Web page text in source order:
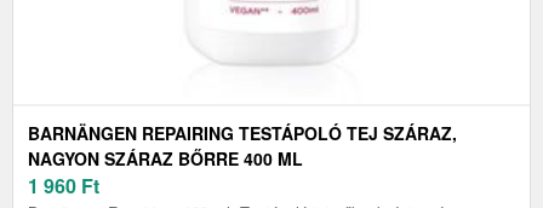
BARNÄNGEN REPAIRING TESTÁPOLÓ TEJ SZÁRAZ,
NAGYON SZÁRAZ BŐRRE 400 ML
1 960 Ft